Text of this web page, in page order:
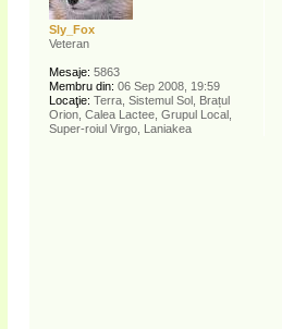
Sly_Fox
Veteran
Mesaje: 5863
Membru din: 06 Sep 2008, 19:59
Locaţie: Terra, Sistemul Sol, Brațul
Orion, Calea Lactee, Grupul Local,
Super-roiul Virgo, Laniakea